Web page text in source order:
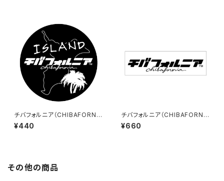
チバフォルニア（CHIBAFORNI
A）ステッカーD（Black）
¥440
チバフォルニア（CHIBAFORNI
A）ステッカーE（大）（White）
¥660
その他の商品